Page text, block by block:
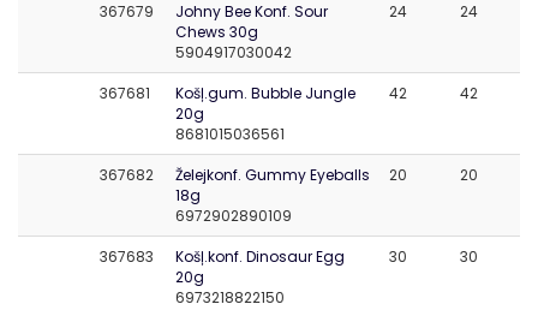
367679
Johny Bee Konf. Sour
Chews 30g
5904917030042
24 24
367681
Košļ.gum. Bubble Jungle
20g
8681015036561
42 42
367682
Želejkonf. Gummy Eyeballs
18g
6972902890109
20 20
367683
Košļ.konf. Dinosaur Egg
20g
6973218822150
30 30